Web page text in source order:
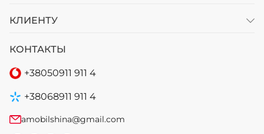
КЛИЕНТУ
КОНТАКТЫ
+38050911 911 4
+38068911 911 4
amobilshina@gmail.com